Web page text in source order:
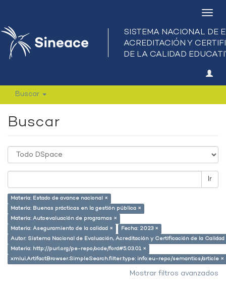
Buscar
Buscar
Ir
Materia: Estado de avance nacional ×
Materia: Buenas prácticas en la gestión pública ×
Materia: Autoevaluación de programas ×
Materia: Aseguramiento de la calidad ×
Fecha: 2023 ×
Autor: Sistema Nacional de Evaluación, Acreditación y Certificación de la
Materia: http://purl.org/pe-repo/ocde/ford#5.03.01 ×
xmlui.ArtifactBrowser.SimpleSearch.filter.type: info:eu-repo/semantics/article ×
Mostrar filtros avanzados